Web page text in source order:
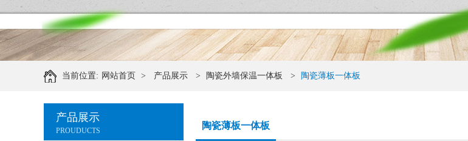
当前位置: 网站首页 > 产品展示 > 陶瓷外墙保温一体板 > 陶瓷薄板一体板
产品展示
PROUDUCTS 陶瓷薄板一体板